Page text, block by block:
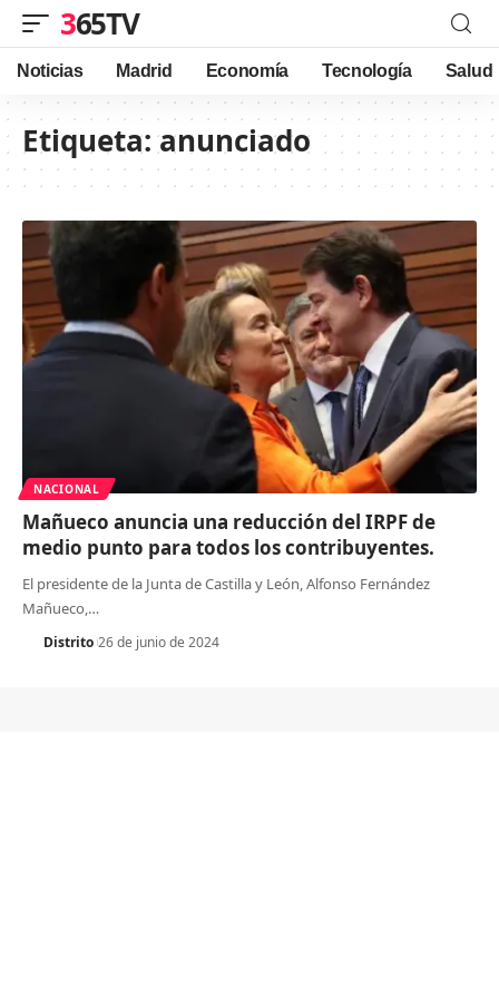
365TV
Noticias Madrid Economía Tecnología Salud
Etiqueta:anunciado
NACIONAL
Mañueco anuncia una reducción del IRPF de
medio punto para todos los contribuyentes.
El presidente de la Junta de Castilla y León, Alfonso Fernández
Mañueco,…
Distrito 26 de junio de 2024